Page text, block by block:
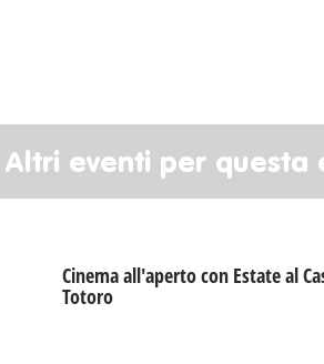
Altri eventi per questa
Cinema all'aperto con Estate al
Totoro